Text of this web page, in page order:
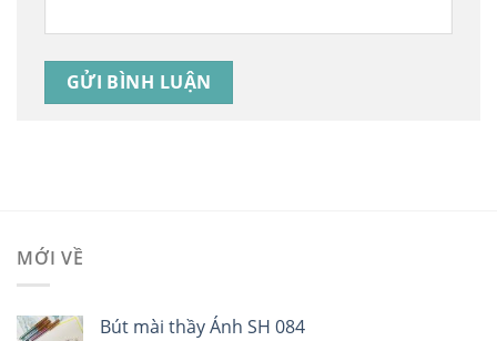
MỚI VỀ
Bút mài thầy Ánh SH 084